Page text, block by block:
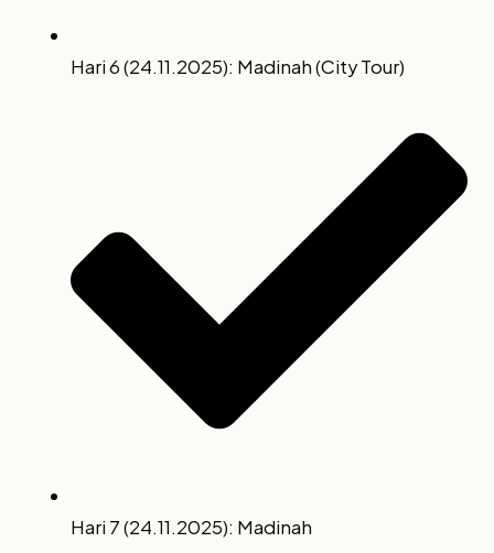
Hari 6 (24.11.2025): Madinah (City Tour)
Hari 7 (24.11.2025): Madinah